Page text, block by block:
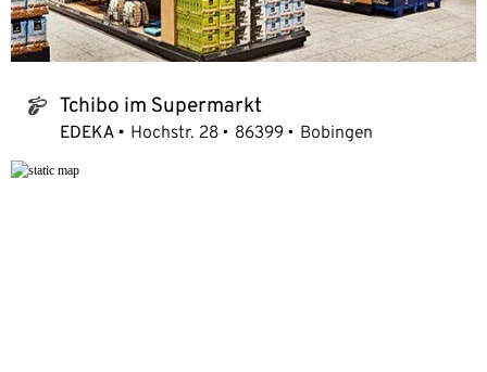
tchibo_logo Tchibo im Supermarkt
EDEKA Hochstr. 28 86399 Bobingen